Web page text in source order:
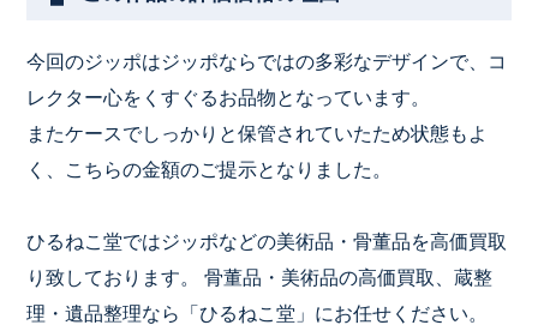
今回のジッポはジッポならではの多彩なデザインで、コ
レクター心をくすぐるお品物となっています。
またケースでしっかりと保管されていたため状態もよ
く、こちらの金額のご提示となりました。
ひるねこ堂ではジッポなどの美術品・骨董品を高価買取
り致しております。 骨董品・美術品の高価買取、蔵整
理・遺品整理なら「ひるねこ堂」にお任せください。